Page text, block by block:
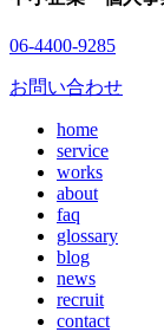
06-4400-9285
お問い合わせ
home
service
works
about
faq
glossary
blog
news
recruit
contact